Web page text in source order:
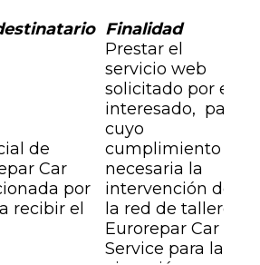
Finalidad
de
Car
por
recibir el
Prestar el
servicio web
solicitado por el
interesado, para
cuyo
cumplimiento es
necesaria la
intervención de
la red de talleres
Eurorepar Car
Service para la